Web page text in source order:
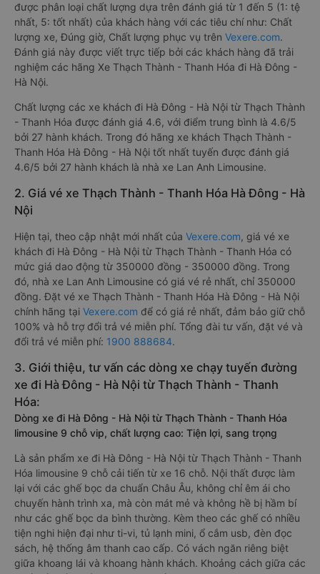
được phân loại chất lượng dựa trên đánh giá từ 1 đến 5 (1: tệ
nhất, 5: tốt nhất) của khách hàng với các tiêu chí như: Chất
lượng xe, Đúng giờ, Chất lượng phục vụ trên Vexere.com.
Đánh giá này được viết trực tiếp bởi các khách hàng đã trải
nghiệm các hãng Xe Thạch Thành - Thanh Hóa đi Hà Đông -
Hà Nội.
Chất lượng các xe khách đi Hà Đông - Hà Nội từ Thạch Thành
- Thanh Hóa được đánh giá 4.6, với điểm trung bình là 4.6/5
bởi 27 hành khách. Trong đó hãng xe khách Thạch Thành -
Thanh Hóa Hà Đông - Hà Nội tốt nhất tuyến được đánh giá
4.6/5 bởi 27 hành khách là nhà xe Lan Anh Limousine.
2. Giá vé xe Thạch Thành - Thanh Hóa Hà Đông - Hà
Nội
Hiện tại, theo cập nhật mới nhất của Vexere.com, giá vé xe
khách đi Hà Đông - Hà Nội từ Thạch Thành - Thanh Hóa có
mức giá dao động từ 350000 đồng - 350000 đồng. Trong
đó, nhà xe Lan Anh Limousine có giá vé rẻ nhất, chỉ 350000
đồng. Đặt vé xe Thạch Thành - Thanh Hóa Hà Đông - Hà Nội
chính hãng tại Vexere.com để có giá rẻ nhất, đảm bảo giữ chỗ
100% và hỗ trợ đổi trả vé miễn phí. Tổng đài tư vấn, đặt vé và
đổi trả vé miễn phí: 1900 888684.
3. Giới thiệu, tư vấn các dòng xe chạy tuyến đường
xe đi Hà Đông - Hà Nội từ Thạch Thành - Thanh
Hóa:
Dòng xe đi Hà Đông - Hà Nội từ Thạch Thành - Thanh Hóa
limousine 9 chỗ vip, chất lượng cao: Tiện lợi, sang trọng
Là sản phẩm xe đi Hà Đông - Hà Nội từ Thạch Thành - Thanh
Hóa limousine 9 chỗ cải tiến từ xe 16 chỗ. Nội thất được làm
lại với các ghế bọc da chuẩn Châu Âu, không chỉ êm ái cho
chuyến hành trình xa, mà còn mát mẻ và không hề bị hầm bí
như các ghế bọc da bình thường. Kèm theo các ghế có nhiều
tiện nghi hiện đại như ti-vi, tủ lạnh mini, ổ cắm usb, đèn đọc
sách, hệ thống âm thanh cao cấp. Có vách ngăn riêng biệt
giữa khoang lái và khoang hành khách. Khoảng cách giữa các